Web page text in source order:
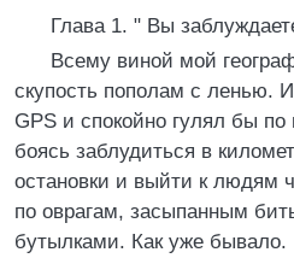
Глава 1. " Вы
Всему виной мой
скупость пополам с ленью.
GPS и спокойно гулял бы
боясь заблудиться в
остановки и выйти к людям
по оврагам, засыпанным
бутылками. Как уже бывало.